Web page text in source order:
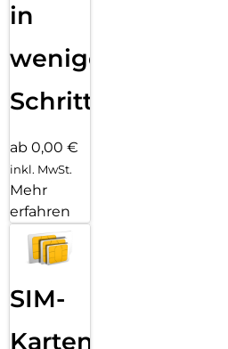
in
wenigen
Schritten
ab 0,00 €
inkl. MwSt.
Mehr
erfahren
SIM-
Karten